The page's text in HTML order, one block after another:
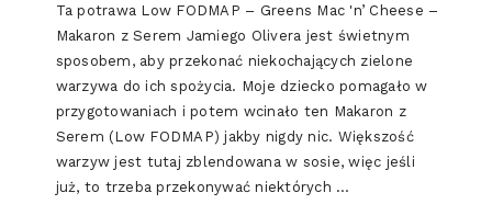
Ta potrawa Low FODMAP – Greens Mac 'n’ Cheese –
Makaron z Serem Jamiego Olivera jest świetnym
sposobem, aby przekonać niekochających zielone
warzywa do ich spożycia. Moje dziecko pomagało w
przygotowaniach i potem wcinało ten Makaron z
Serem (Low FODMAP) jakby nigdy nic. Większość
warzyw jest tutaj zblendowana w sosie, więc jeśli
już, to trzeba przekonywać niektórych …